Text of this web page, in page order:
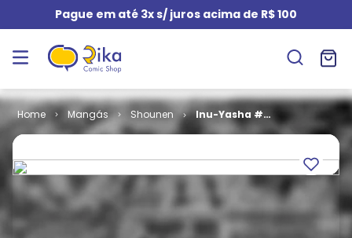
Pague em até 3x s/ juros acima de R$ 100
Mangás Shounen
Inu-Yasha #